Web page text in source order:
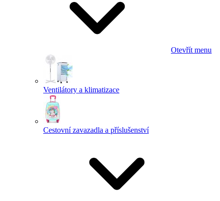
Otevřít menu
Ventilátory a klimatizace
Cestovní zavazadla a příslušenství